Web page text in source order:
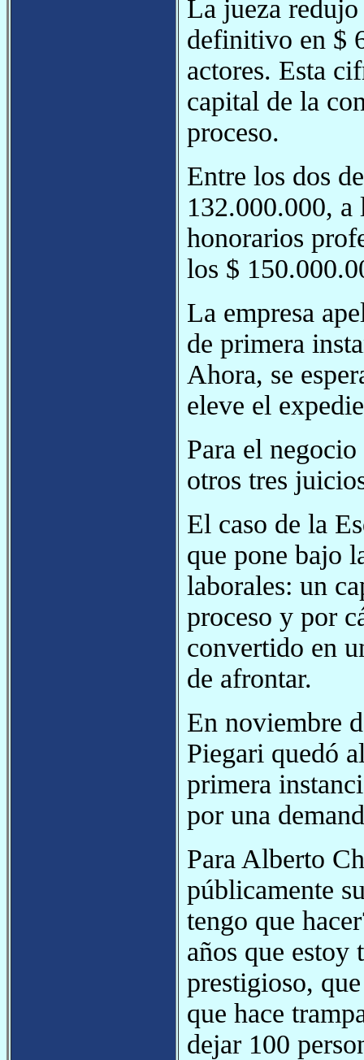
La jueza
definitivo en $
actores. Esta
capital de la
proceso.
Entre los dos
132.000.000, a
honorarios
los $
La empresa
de primera
Ahora, se
eleve el
Para el
otros tres
El caso de la
que pone bajo
laborales: un
proceso y por
convertido en
de afrontar.
En noviembre
Piegari quedó
primera
por una
Para Alberto
públicamente
tengo que
años que estoy
prestigioso,
que hace
dejar 100